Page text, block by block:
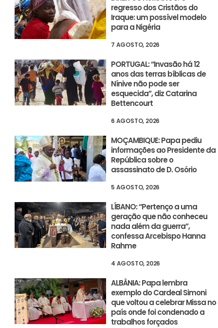
regresso dos Cristãos do
Iraque: um possível modelo
para a Nigéria
7 AGOSTO, 2026
PORTUGAL: “Invasão há 12
anos das terras bíblicas de
Nínive não pode ser
esquecida”, diz Catarina
Bettencourt
6 AGOSTO, 2026
MOÇAMBIQUE: Papa pediu
informações ao Presidente da
República sobre o
assassinato de D. Osório
5 AGOSTO, 2026
LÍBANO: “Pertenço a uma
geração que não conheceu
nada além da guerra”,
confessa Arcebispo Hanna
Rahme
4 AGOSTO, 2026
ALBÂNIA: Papa lembra
exemplo do Cardeal Simoni
que voltou a celebrar Missa no
país onde foi condenado a
trabalhos forçados